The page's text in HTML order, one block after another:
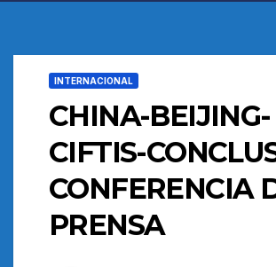
INTERNACIONAL
CHINA-BEIJING-
CIFTIS-
CONFERENCIA
PRENSA